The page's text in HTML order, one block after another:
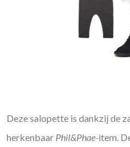
Deze salopette is dankzij de
herkenbaar Phil&Phae-item.